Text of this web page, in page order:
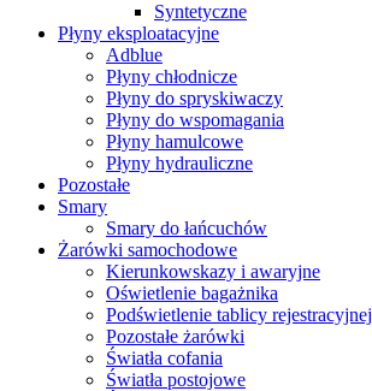
Syntetyczne
Płyny eksploatacyjne
Adblue
Płyny chłodnicze
Płyny do spryskiwaczy
Płyny do wspomagania
Płyny hamulcowe
Płyny hydrauliczne
Pozostałe
Smary
Smary do łańcuchów
Żarówki samochodowe
Kierunkowskazy i awaryjne
Oświetlenie bagażnika
Podświetlenie tablicy rejestracyjnej
Pozostałe żarówki
Światła cofania
Światła postojowe